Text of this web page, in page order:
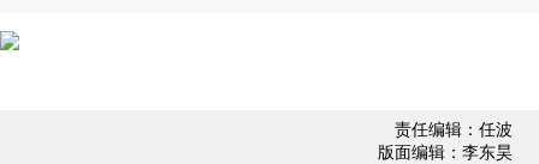
责任编辑：任波
版面编辑：李东昊